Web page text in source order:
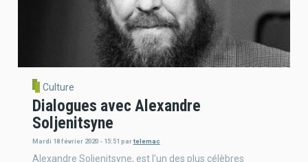
Culture
Dialogues avec Alexandre
Soljenitsyne
Mardi 18 février 2020 - 15:51 partelemac
Alexandre Soljenitsyne, est l'un des plus célèbres